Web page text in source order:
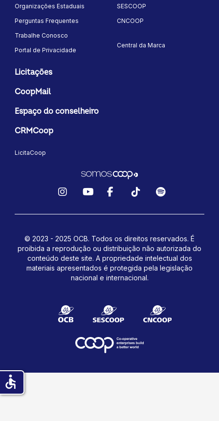
Organizações Estaduais
Perguntas Frequentes
Trabalhe Conosco
Portal de Privacidade
SESCOOP
CNCOOP
Central da Marca
Licitações
CoopMail
Espaço do conselheiro
CRMCoop
LicitaCoop
© 2023 - 2025 OCB. Todos os direitos reservados. É
proibida a reprodução ou distribuição não autorizada do
conteúdo deste site. A propriedade intelectual dos
materiais apresentados é protegida pela legislação
nacional e internacional.
accessible